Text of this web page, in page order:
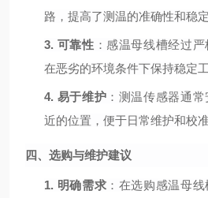
路，提高了测温的准确性和稳定
3. 可靠性 ：感温母线槽经过
在恶劣的环境条件下保持稳定工
4. 易于维护 ：测温传感器通
近的位置，便于日常维护和校准
四、选购与维护建议
1. 明确需求 ：在选购感温母